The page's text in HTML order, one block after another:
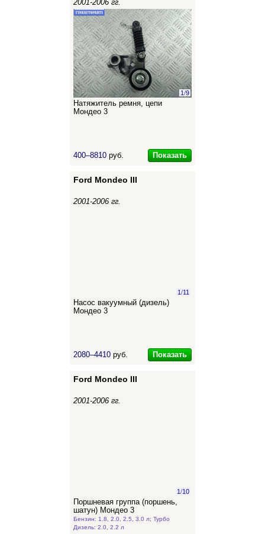
2001-2006 гг.
1/9
Натяжитель ремня, цепи
Мондео 3
400–8810 руб. Показать
Ford Mondeo III
2001-2006 гг.
1/11
Насос вакуумный (дизель)
Мондео 3
2080–4410 руб. Показать
Ford Mondeo III
2001-2006 гг.
1/10
Поршневая группа (поршень,
шатун) Мондео 3
Бензин: 1.8, 2.0, 2.5, 3.0 л; Турбо
Дизель: 2.0, 2.2 л